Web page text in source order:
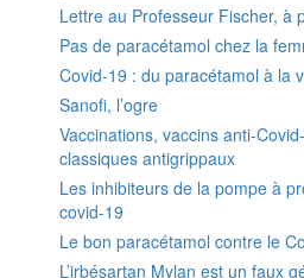
Lettre au Professeur Fischer, à
Pas de paracétamol chez la
Covid-19 : du paracétamol à la
Sanofi, l’ogre
Vaccinations, vaccins anti-
classiques antigrippaux
Les inhibiteurs de la pompe à
covid-19
Le bon paracétamol contre le
L’irbésartan Mylan est un faux